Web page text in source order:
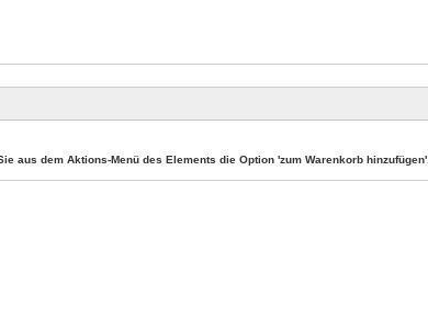
aus dem Aktions-Menü des Elements die Option 'zum Warenkorb hinzufügen'.